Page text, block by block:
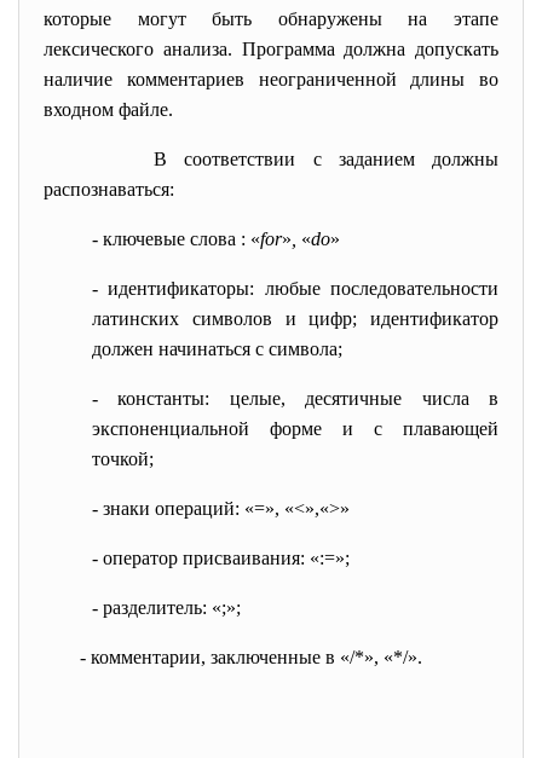
которые могут быть обнаружены на этапе
лексического анализа. Программа должна допускать
наличие комментариев неограниченной длины во
входном файле.
В соответствии с заданием должны
распознаваться:
- ключевые слова : «for» «do»
- идентификаторы: любые последовательности
латинских символов и цифр; идентификатор
должен начинаться с символа;
- константы: целые, десятичные числа в
экспоненциальной форме и с плавающей
точкой;
- знаки операций: «=», «<»,«>»
- оператор присваивания: «:=»;
- разделитель: «;»;
- комментарии, заключенные в «/*», «*/».